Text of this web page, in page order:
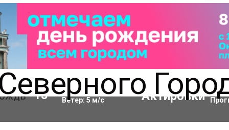
13°C Влажность:69%
Ветер: 5 м/с